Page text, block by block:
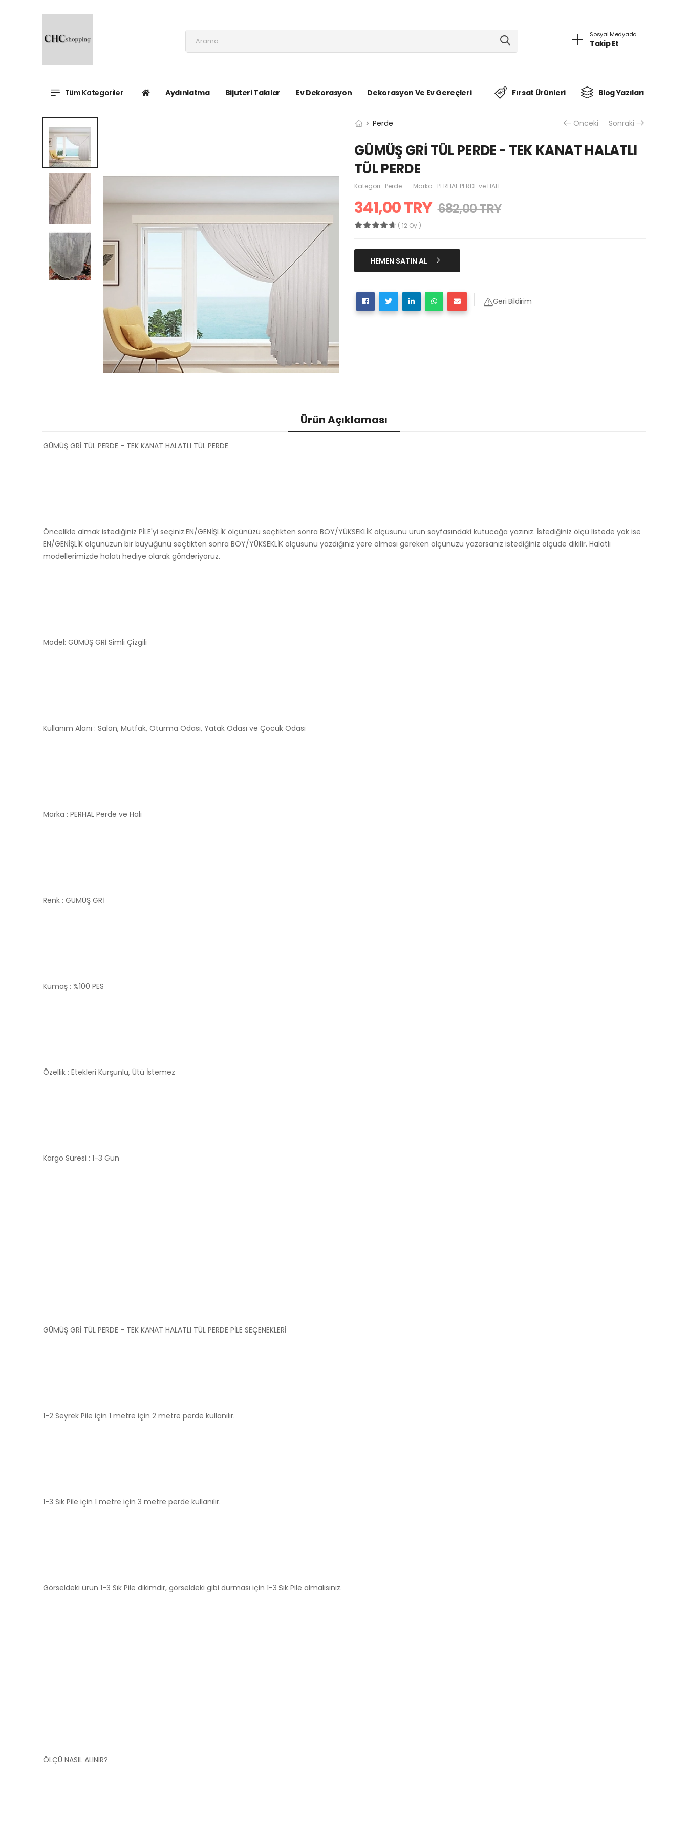
Sosyal Medyada
Takip Et
Tüm Kategoriler Aydınlatma Bijuteri Takılar Ev Dekorasyon Dekorasyon Ve Ev Gereçleri Fırsat Ürünleri Blog Yazıları
Perde Önceki Sonraki
GÜMÜŞ GRİ TÜL PERDE - TEK KANAT HALATLI
TÜL PERDE
Kategori: Perde Marka: PERHAL PERDE ve HALI
341,00 TRY 682,00 TRY
( 12 Oy )
HEMEN SATIN AL
Geri Bildirim
Ürün Açıklaması
GÜMÜŞ GRİ TÜL PERDE - TEK KANAT HALATLI TÜL PERDE
Öncelikle almak istediğiniz PİLE'yi seçiniz.EN/GENİŞLİK ölçünüzü seçtikten sonra BOY/YÜKSEKLİK ölçüsünü ürün sayfasındaki kutucağa yazınız. İstediğiniz ölçü listede yok ise
EN/GENİŞLİK ölçünüzün bir büyüğünü seçtikten sonra BOY/YÜKSEKLİK ölçüsünü yazdığınız yere olması gereken ölçünüzü yazarsanız istediğiniz ölçüde dikilir. Halatlı
modellerimizde halatı hediye olarak gönderiyoruz.
Model: GÜMÜŞ GRİ Simli Çizgili
Kullanım Alanı : Salon, Mutfak, Oturma Odası, Yatak Odası ve Çocuk Odası
Marka : PERHAL Perde ve Halı
Renk : GÜMÜŞ GRİ
Kumaş : %100 PES
Özellik : Etekleri Kurşunlu, Ütü İstemez
Kargo Süresi : 1-3 Gün
GÜMÜŞ GRİ TÜL PERDE - TEK KANAT HALATLI TÜL PERDE PİLE SEÇENEKLERİ
1-2 Seyrek Pile için 1 metre için 2 metre perde kullanılır.
1-3 Sık Pile için 1 metre için 3 metre perde kullanılır.
Görseldeki ürün 1-3 Sık Pile dikimdir, görseldeki gibi durması için 1-3 Sık Pile almalısınız.
ÖLÇÜ NASIL ALINIR?